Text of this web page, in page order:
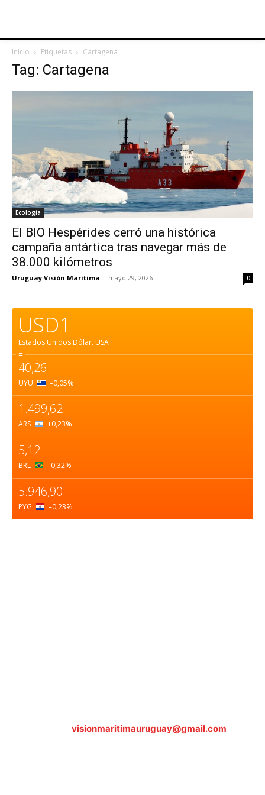
Inicio Etiquetas Cartagena
Tag: Cartagena
Ecología
El BIO Hespérides cerró una histórica
campaña antártica tras navegar más de
38.000 kilómetros
Uruguay Visión Marítima - mayo 29, 2026 0
USD1
Estados Unidos Dólar. USA
=
40,26
UYU –0,05%
1.499,62
ARS +0,23%
5,12
BRL –0,32%
5.946,90
PYG –0,23%
visionmaritimauruguay@gmail.com